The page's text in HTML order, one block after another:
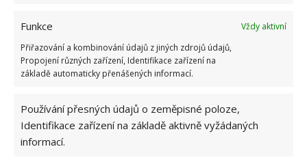
Funkce
Vždy aktivní
Přiřazování a kombinování údajů z jiných zdrojů údajů,
Propojení různých zařízení, Identifikace zařízení na
základě automaticky přenášených informací.
Používání přesných údajů o zeměpisné poloze,
Identifikace zařízení na základě aktivně vyžádaných
informací.
PŘIPÁLENINY